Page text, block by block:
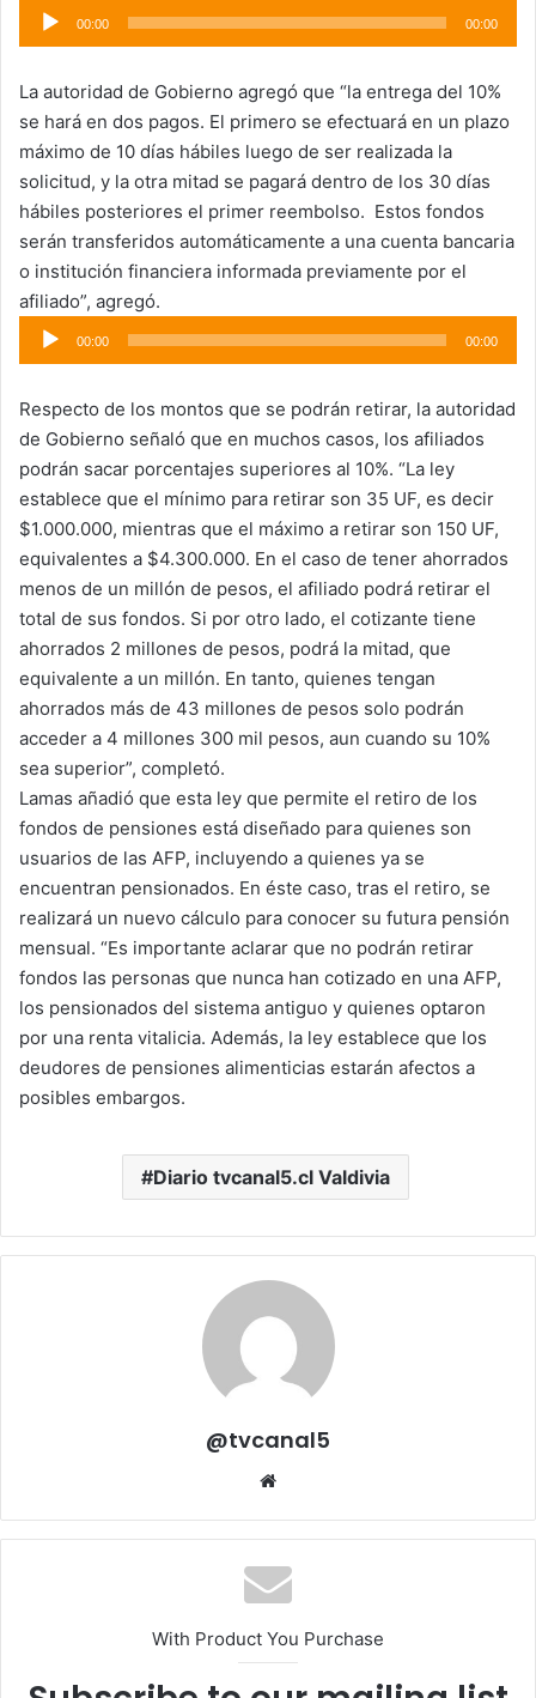
Reproductor
de
00:00 00:00
La autoridad de Gobierno agregó que “la entrega del 10%
se hará en dos pagos. El primero se efectuará en un plazo
máximo de 10 días hábiles luego de ser realizada la
solicitud, y la otra mitad se pagará dentro de los 30 días
hábiles posteriores el primer reembolso. Estos fondos
serán transferidos automáticamente a una cuenta bancaria
o institución financiera informada previamente por el
afiliado”, agregó.
Reproductor
de
00:00 00:00
Respecto de los montos que se podrán retirar, la autoridad
de Gobierno señaló que en muchos casos, los afiliados
podrán sacar porcentajes superiores al 10%. “La ley
establece que el mínimo para retirar son 35 UF, es decir
$1.000.000, mientras que el máximo a retirar son 150 UF,
equivalentes a $4.300.000. En el caso de tener ahorrados
menos de un millón de pesos, el afiliado podrá retirar el
total de sus fondos. Si por otro lado, el cotizante tiene
ahorrados 2 millones de pesos, podrá la mitad, que
equivalente a un millón. En tanto, quienes tengan
ahorrados más de 43 millones de pesos solo podrán
acceder a 4 millones 300 mil pesos, aun cuando su 10%
sea superior”, completó.
Lamas añadió que esta ley que permite el retiro de los
fondos de pensiones está diseñado para quienes son
usuarios de las AFP, incluyendo a quienes ya se
encuentran pensionados. En éste caso, tras el retiro, se
realizará un nuevo cálculo para conocer su futura pensión
mensual. “Es importante aclarar que no podrán retirar
fondos las personas que nunca han cotizado en una AFP,
los pensionados del sistema antiguo y quienes optaron
por una renta vitalicia. Además, la ley establece que los
deudores de pensiones alimenticias estarán afectos a
posibles embargos.
Diario tvcanal5.cl Valdivia
@tvcanal5
With Product You Purchase